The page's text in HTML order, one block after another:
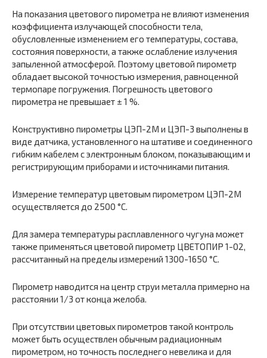
На показания цветового пирометра не влияют изменения
коэффициента излучающей способности тела,
обусловленные изменением его температуры, состава,
состояния поверхности, а также ослабление излучения
запыленной атмосферой. Поэтому цветовой пирометр
обладает высокой точностью измерения, равноценной
термопаре погружения. Погрешность цветового
пирометра не превышает ± 1 %.
Конструктивно пирометры ЦЭП-2М и ЦЭП-3 выполнены в
виде датчика, установленного на штативе и соединенного
гибким кабелем с электронным блоком, показывающим и
регистрирующим приборами и источниками питания.
Измерение температур цветовым пирометром ЦЭП-2М
осуществляется до 2500 °С.
Для замера температуры расплавленного чугуна может
также применяться цветовой пирометр ЦВЕТОПИР 1-02,
рассчитанный на пределы измерений 1300-1650 °С.
Пирометр наводится на центр струи металла примерно на
расстоянии 1/3 от конца желоба.
При отсутствии цветовых пирометров такой контроль
может быть осуществлен обычным радиационным
пирометром, но точность последнего невелика и для